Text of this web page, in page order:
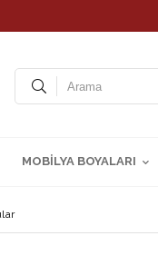
MOBİLYA BOYALARI